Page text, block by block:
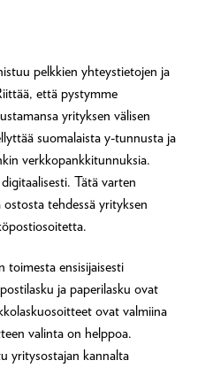
pelkkien yhteystietojen ja
että pystymme
yrityksen välisen
suomalaista y-tunnusta ja
verkkopankkitunnuksia.
Tätä varten
tehdessä yrityksen
toimesta ensisijaisesti
ja paperilasku ovat
ovat valmiina
valinta on helppoa.
yritysostajan kannalta